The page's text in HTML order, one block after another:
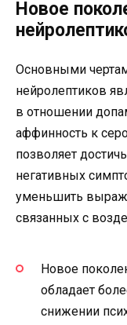
Новое
Основными
нейролептиков
в отношении
аффинность к
позволяет
негативных
уменьшить
связанных с
Новое
обладает
снижении